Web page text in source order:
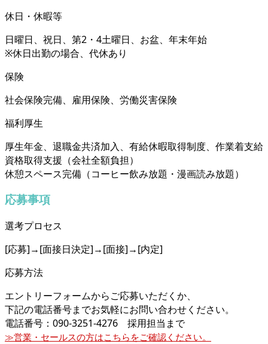
休日・休暇等
日曜日、祝日、第2・4土曜日、お盆、年末年始
※休日出勤の場合、代休あり
保険
社会保険完備、雇用保険、労働災害保険
福利厚生
厚生年金、退職金共済加入、有給休暇取得制度、作業着支給
資格取得支援（会社全額負担）
休憩スペース完備（コーヒー飲み放題・漫画読み放題）
応募事項
選考プロセス
[応募]→[面接日決定]→[面接]→[内定]
応募方法
エントリーフォームからご応募いただくか、
下記の電話番号までお気軽にお問い合わせください。
電話番号：090-3251-4276 採用担当まで
≫営業・セールスの方はこちらをご確認ください。